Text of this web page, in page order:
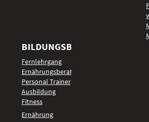
BILDUNGSBEREICHE
Fernlehrgang
Ernährungsberater
Personal Trainer
Ausbildung
Fitness
Ernährung